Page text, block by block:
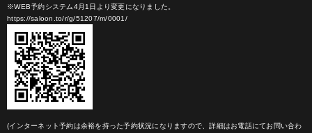
※WEB予約システム4月1日より変更になりました。
https://saloon.to/r/g/51207/m/0001/
(インターネット予約は余裕を持った予約状況になりますので、詳細はお電話にてお問い合わ